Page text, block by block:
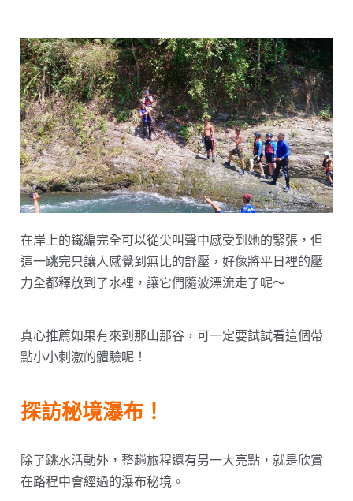
在岸上的鐵編完全可以從尖叫聲中感受到她的緊張，但
這一跳完只讓人感覺到無比的舒壓，好像將平日裡的壓
力全都釋放到了水裡，讓它們隨波漂流走了呢～
真心推薦如果有來到那山那谷，可一定要試試看這個帶
點小小刺激的體驗呢！
探訪秘境瀑布！
除了跳水活動外，整趟旅程還有另一大亮點，就是欣賞
在路程中會經過的瀑布秘境。